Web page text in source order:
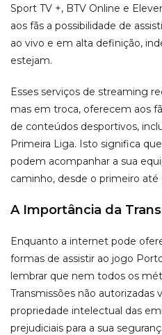
Sport TV +, BTV Online e
aos fãs a possibilidade de
ao vivo e em alta definição,
estejam.
Esses serviços de streaming
mas em troca, oferecem aos
de conteúdos desportivos,
Primeira Liga. Isto significa
podem acompanhar a sua
caminho, desde o primeiro
A Importância da
Enquanto a internet pode
formas de assistir ao jogo
lembrar que nem todos os
Transmissões não autorizadas
propriedade intelectual das
prejudiciais para a sua